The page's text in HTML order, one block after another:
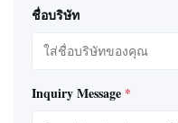
ชื่อบริษัท
Inquiry Message *